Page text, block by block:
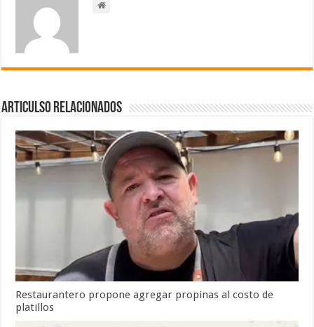
Articulso Relacionados
Restaurantero propone agregar propinas al costo de
platillos